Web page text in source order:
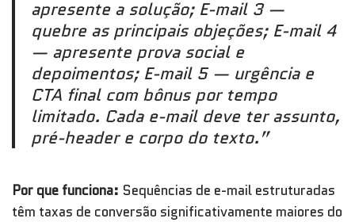
apresente a solução; E-mail 3 —
quebre as principais objeções; E-mail 4
— apresente prova social e
depoimentos; E-mail 5 — urgência e
CTA final com bônus por tempo
limitado. Cada e-mail deve ter assunto,
pré-header e corpo do texto.”
Por que funciona: Sequências de e-mail estruturadas
têm taxas de conversão significativamente maiores do